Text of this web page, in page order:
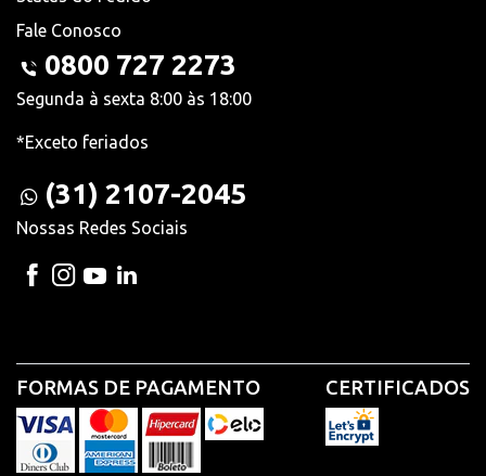
Fale Conosco
0800 727 2273
Segunda à sexta 8:00 às 18:00
*Exceto feriados
(31) 2107-2045
Nossas Redes Sociais
FORMAS DE PAGAMENTO CERTIFICADOS